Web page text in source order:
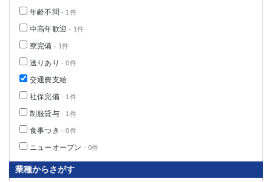
年齢不問 - 1件
中高年歓迎 - 1件
寮完備 - 1件
送りあり - 0件
交通費支給
社保完備- 1件
制服貸与- 1件
食事つき - 0件
ニューオープン - 0件
業種からさがす
船橋
成田
柏（東口）
茂原
八千代台
東金
栃木県